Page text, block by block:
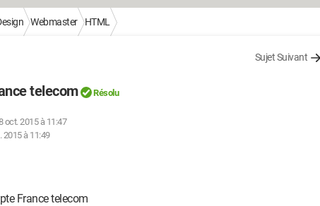
Webmaster HTML
Sujet Suivant
telecom Résolu
oct. 2015 à 11:47
2015 à 11:49
France telecom